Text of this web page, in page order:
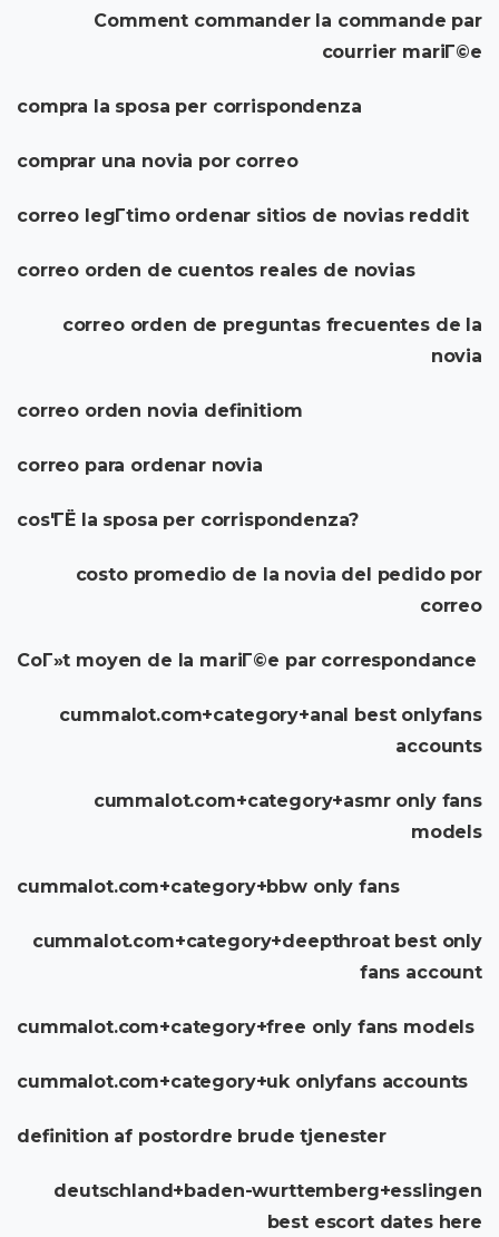
Comment commander la commande par
courrier mariГ©e
compra la sposa per corrispondenza
comprar una novia por correo
correo legГ­timo ordenar sitios de novias reddit
correo orden de cuentos reales de novias
correo orden de preguntas frecuentes de la
novia
correo orden novia definitiom
correo para ordenar novia
cos'ГЁ la sposa per corrispondenza?
costo promedio de la novia del pedido por
correo
CoГ»t moyen de la mariГ©e par correspondance
cummalot.com+category+anal best onlyfans
accounts
cummalot.com+category+asmr only fans
models
cummalot.com+category+bbw only fans
cummalot.com+category+deepthroat best only
fans account
cummalot.com+category+free only fans models
cummalot.com+category+uk onlyfans accounts
definition af postordre brude tjenester
deutschland+baden-wurttemberg+esslingen
best escort dates here